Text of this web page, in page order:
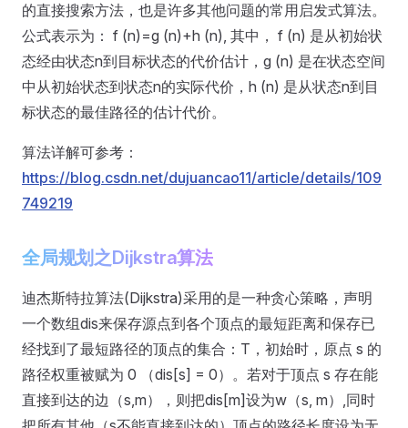
的直接搜索方法，也是许多其他问题的常用启发式算法。
公式表示为： f (n)=g (n)+h (n), 其中， f (n) 是从初始状
态经由状态n到目标状态的代价估计，g (n) 是在状态空间
中从初始状态到状态n的实际代价，h (n) 是从状态n到目
标状态的最佳路径的估计代价。
算法详解可参考：
https://blog.csdn.net/dujuancao11/article/details/109
749219
全局规划之Dijkstra算法
迪杰斯特拉算法(Dijkstra)采用的是一种贪心策略，声明
一个数组dis来保存源点到各个顶点的最短距离和保存已
经找到了最短路径的顶点的集合：T，初始时，原点 s 的
路径权重被赋为 0 （dis[s] = 0）。若对于顶点 s 存在能
直接到达的边（s,m），则把dis[m]设为w（s, m）,同时